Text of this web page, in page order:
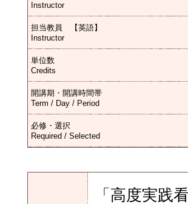
Instructor
担当教員 【英語】
Instructor
単位数
Credits
開講期・開講時間帯
Term / Day / Period
必修・選択
Required / Selected
「高度実践